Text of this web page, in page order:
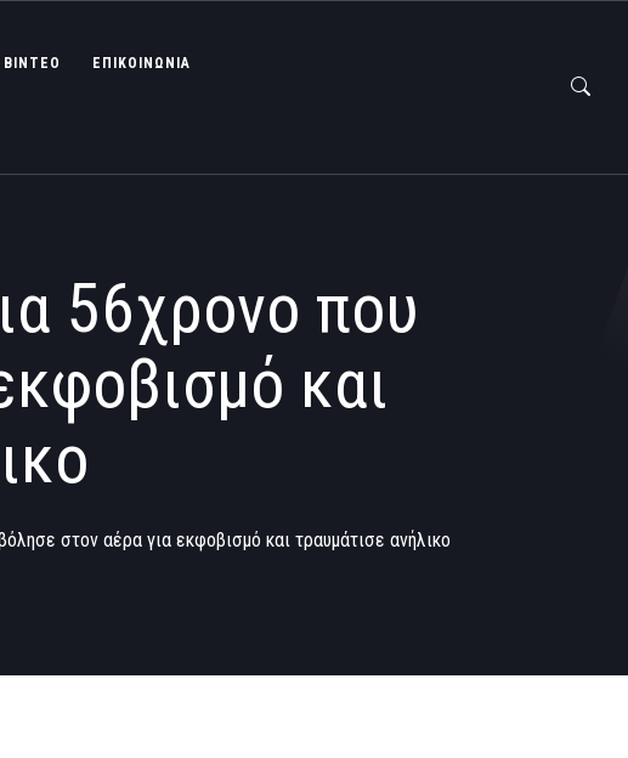
ΕΠΙΚΟΙΝΩΝΙΑ
56χρονο που
και
στον αέρα για εκφοβισμό και τραυμάτισε ανήλικο